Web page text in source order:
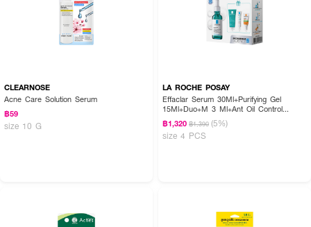
CLEARNOSE
Acne Care Solution Serum
฿59
size 10 G
LA ROCHE POSAY
Effaclar Serum 30Ml+Purifying Gel
15Ml+Duo+M 3 Ml+Ant Oil Control
Cream 3 Ml
฿1,320 ฿1,390 (5%)
size 4 PCS